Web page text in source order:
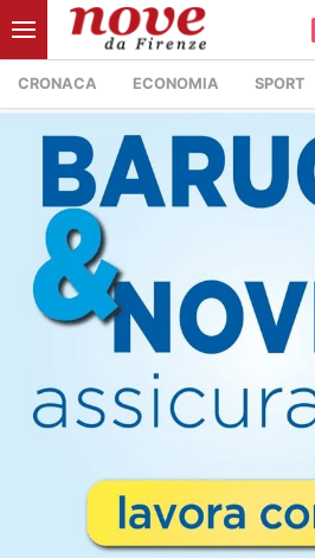
CRONACA ECONOMIA SPORT